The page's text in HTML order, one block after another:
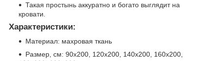
Такая простынь аккуратно и богато выглядит на
кровати.
Характеристики:
Материал: махровая ткань
Размер, см: 90х200, 120х200, 140х200, 160х200,